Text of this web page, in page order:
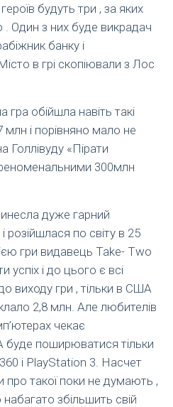
будуть три , за яких
. Один з них буде викрадач
банку і
в грі скопіювали з Лос
обійшла навіть такі
млн ​​і порівняно мало не
Голлівуду «Пірати
300млн
дуже гарний
розійшлася по світу в 25
гри видавець Take- Two
успіх і до цього є всі
виходу гри , тільки в США
2,8 млн. Але любителів
чекає
буде поширюватися тільки
і PlayStation 3. Насчет
про такої поки не думають ,
збільшить свій